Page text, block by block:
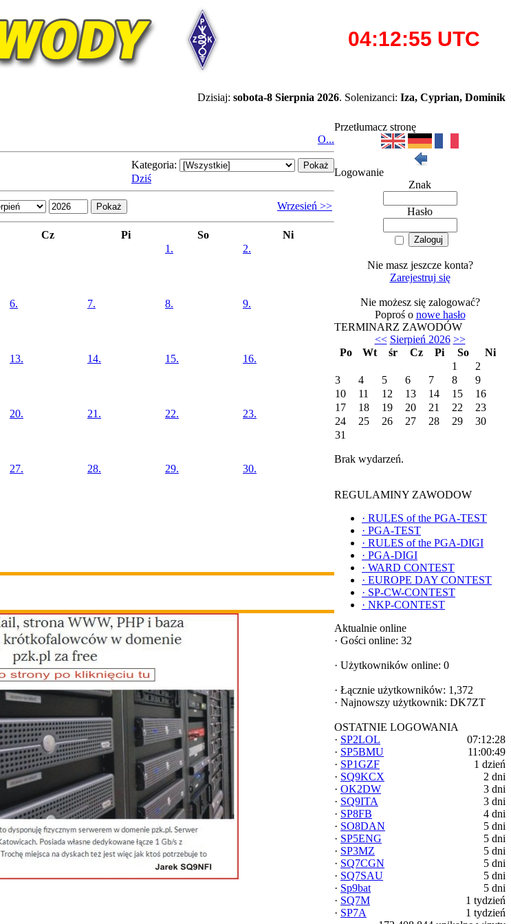
Dzisiaj: sobota-8 Sierpnia 2026. Solenizanci: Iza, Cyprian, Dominik
O...
Kategoria:
Dziś
Wrzesień >>
Cz Pi So
Ni
1.
2.
6. 7. 8. 9.
13. 14. 15. 16.
20. 21. 22. 23.
27. 28. 29. 30.
Przetłumacz stronę
Logowanie
Znak
Hasło
Nie masz jeszcze konta?
Zarejestruj się
Nie możesz się zalogować?
Poproś o nowe hasło
TERMINARZ ZAWODÓW
<< Sierpień 2026 >>
Po
Wt śr Cz Pi So
Ni
1
2
3
4 5 6 7 8
9
10
11 12 13 14 15
16
17
18 19 20 21 22
23
24
25 26 27 28 29
30
31
Brak wydarzeń.
REGULAMINY ZAWODOW
· RULES of the PGA-TEST
· PGA-TEST
· RULES of the PGA-DIGI
· PGA-DIGI
· WARD CONTEST
· EUROPE DAY CONTEST
· SP-CW-CONTEST
· NKP-CONTEST
Aktualnie online
· Gości online: 32
· Użytkowników online: 0
· Łącznie użytkowników: 1,372
· Najnowszy użytkownik: DK7ZT
OSTATNIE LOGOWANIA
· SP2LOL
07:12:28
· SP5BMU
11:00:49
· SP1GZF
1 dzień
· SQ9KCX
2 dni
· OK2DW
3 dni
· SQ9ITA
3 dni
· SP8FB
4 dni
· SO8DAN
5 dni
· SP5ENG
5 dni
· SP3MZ
5 dni
· SQ7CGN
5 dni
· SQ7SAU
5 dni
· Sp9bat
5 dni
· SQ7M
1 tydzień
· SP7A
1 tydzień